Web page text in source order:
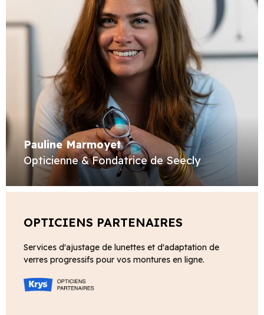
Pauline Marmoyet
Opticienne & Fondatrice de Seecly
OPTICIENS PARTENAIRES
Services d'ajustage de lunettes et d'adaptation de
verres progressifs pour vos montures en ligne.